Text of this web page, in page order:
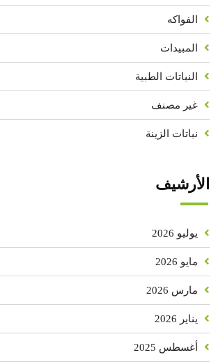
الفواكه
المبيدات
النباتات الطبية
غير مصنف
نباتات الزينة
الأرشيف
يوليو 2026
مايو 2026
مارس 2026
يناير 2026
أغسطس 2025